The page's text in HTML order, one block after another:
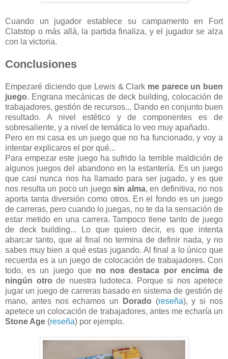
Cuando un jugador establece su campamento en Fort
Clatstop o más allá, la partida finaliza, y el jugador se alza
con la victoria.
Conclusiones
Empezaré diciendo que Lewis & Clark me parece un buen
juego. Engrana mecánicas de deck building, colocación de
trabajadores, gestión de recursos... Dando en conjunto buen
resultado. A nivel estético y de componentes es de
sobresaliente, y a nivel de temática lo veo muy apañado.
Pero en mi casa es un juego que no ha funcionado, y voy a
intentar explicaros el por qué...
Para empezar este juego ha sufrido la terrible maldición de
algunos juegos del abandono en la estantería. Es un juego
que casi nunca nos ha llamado para ser jugado, y es que
nos resulta un poco un juegosin alma, en definitiva, no nos
aporta tanta diversión como otros. En el fondo es un juego
de carreras, pero cuando lo juegas, no te da la sensación de
estar metido en una carrera. Tampoco tiene tanto de juego
de deck building... Lo que quiero decir, es que intenta
abarcar tanto, que al final no termina de definir nada, y no
sabes muy bien a qué estas jugando. Al final a lo único que
recuerda es a un juego de colocación de trabajadores. Con
todo, es un juego que no nos destaca por encima de
ningún otro de nuestra ludoteca. Porque si nos apetece
jugar un juego de carreras basado en sistema de gestión de
mano, antes nos echamos un
Dorado (reseña), y si nos
apetece un colocación de trabajadores, antes me echaría un
Stone Age (reseña) por ejemplo.